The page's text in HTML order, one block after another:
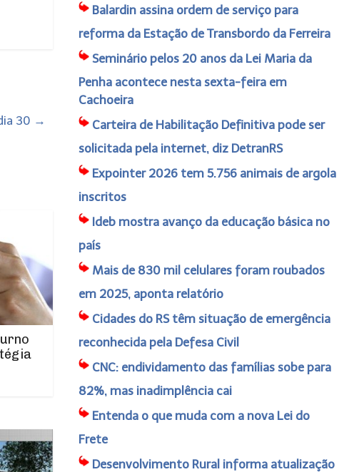
30 →
Balardin assina ordem de serviço para
reforma da Estação de Transbordo da Ferreira
Seminário pelos 20 anos da Lei Maria da
Penha acontece nesta sexta-feira em
Cachoeira
Carteira de Habilitação Definitiva pode ser
solicitada pela internet, diz DetranRS
Expointer 2026 tem 5.756 animais de argola
inscritos
Ideb mostra avanço da educação básica no
país
Mais de 830 mil celulares foram roubados
em 2025, aponta relatório
Cidades do RS têm situação de emergência
reconhecida pela Defesa Civil
CNC: endividamento das famílias sobe para
82%, mas inadimplência cai
Entenda o que muda com a nova Lei do
Frete
Desenvolvimento Rural informa atualização